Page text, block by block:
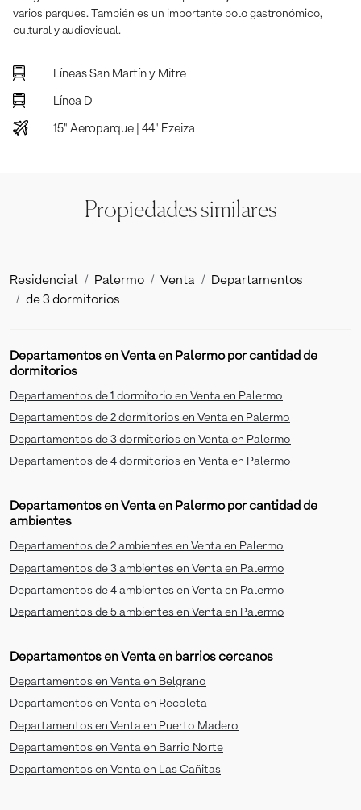
varios parques. También es un importante polo gastronómico,
cultural y audiovisual.
Líneas San Martín y Mitre
Línea D
15" Aeroparque | 44" Ezeiza
Propiedades similares
Residencial Palermo Venta
Departamentos
de 3 dormitorios
Departamentos en Venta en Palermo por cantidad de
dormitorios
Departamentos de 1 dormitorio en Venta en Palermo
Departamentos de 2 dormitorios en Venta en Palermo
Departamentos de 3 dormitorios en Venta en Palermo
Departamentos de 4 dormitorios en Venta en Palermo
Departamentos en Venta en Palermo por cantidad de
ambientes
Departamentos de 2 ambientes en Venta en Palermo
Departamentos de 3 ambientes en Venta en Palermo
Departamentos de 4 ambientes en Venta en Palermo
Departamentos de 5 ambientes en Venta en Palermo
Departamentos en Venta en barrios cercanos
Departamentos en Venta en Belgrano
Departamentos en Venta en Recoleta
Departamentos en Venta en Puerto Madero
Departamentos en Venta en Barrio Norte
Departamentos en Venta en Las Cañitas